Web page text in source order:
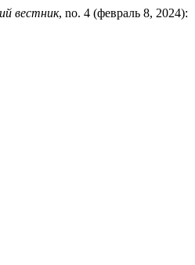
вестник, no. 4 (февраль 8, 2024):